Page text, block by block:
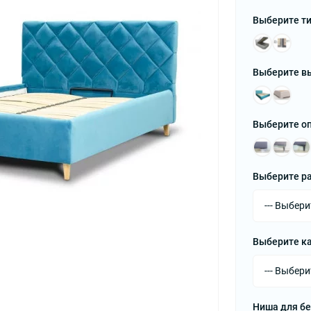
Выберите
Выберите
Выберите
Выберите
Выберите
Ниша для